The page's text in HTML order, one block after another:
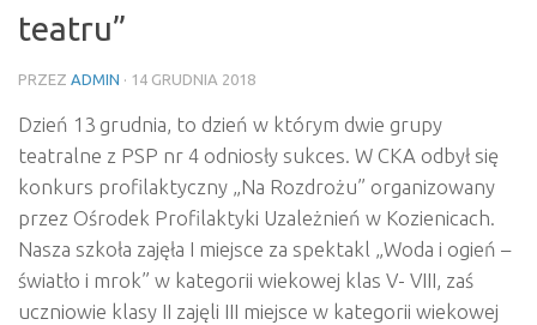
teatru”
PRZEZ ADMIN · 14 GRUDNIA 2018
Dzień 13 grudnia, to dzień w którym dwie grupy
teatralne z PSP nr 4 odniosły sukces. W CKA odbył się
konkurs profilaktyczny „Na Rozdrożu” organizowany
przez Ośrodek Profilaktyki Uzależnień w Kozienicach.
Nasza szkoła zajęła I miejsce za spektakl „Woda i ogień –
światło i mrok” w kategorii wiekowej klas V- VIII, zaś
uczniowie klasy II zajęli III miejsce w kategorii wiekowej